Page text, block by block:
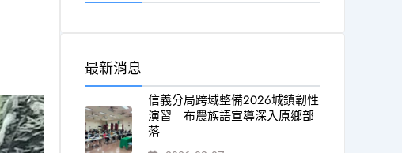
最新消息
信義分局跨域整備2026城鎮韌性
演習 布農族語宣導深入原鄉部
落